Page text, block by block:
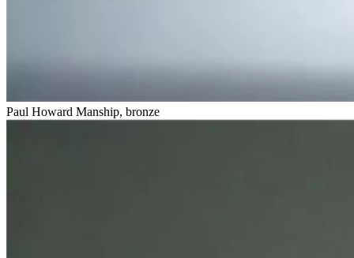
Paul Howard Manship, bronze